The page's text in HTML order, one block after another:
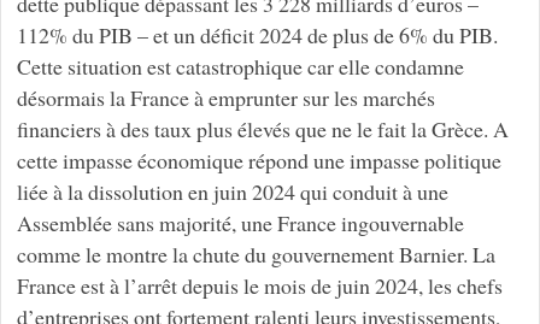
112% du PIB – et un déficit 2024 de plus de 6% du PIB.
Cette situation est catastrophique car elle condamne
désormais la France à emprunter sur les marchés
financiers à des taux plus élevés que ne le fait la Grèce. A
cette impasse économique répond une impasse politique
liée à la dissolution en juin 2024 qui conduit à une
Assemblée sans majorité, une France ingouvernable
comme le montre la chute du gouvernement Barnier. La
France est à l’arrêt depuis le mois de juin 2024, les chefs
d’entreprises ont fortement ralenti leurs investissements,